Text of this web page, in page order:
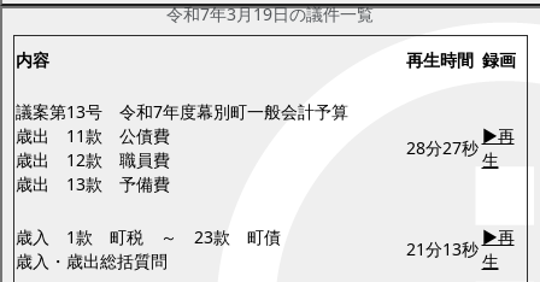
令和7年3月19日の議件一覧
内容
再生時間 録画
議案第13号 令和7年度幕別町一般会計予算
歳出 11款 公債費
歳出 12款 職員費
歳出 13款 予備費
28分27秒
▶再
生
歳入 1款 町税 ～ 23款 町債
歳入・歳出総括質問
21分13秒
▶再
生